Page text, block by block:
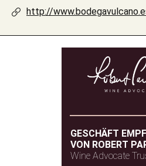
http://
GESCHÄFT
VON ROBERT
Wine Advocate